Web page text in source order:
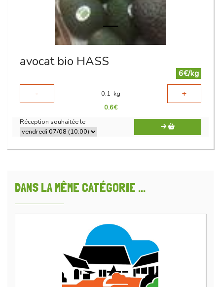
avocat bio HASS
6€/kg
-
0.1 kg +
0.6€
Réception souhaitée le
DANS LA MÊME CATÉGORIE ...